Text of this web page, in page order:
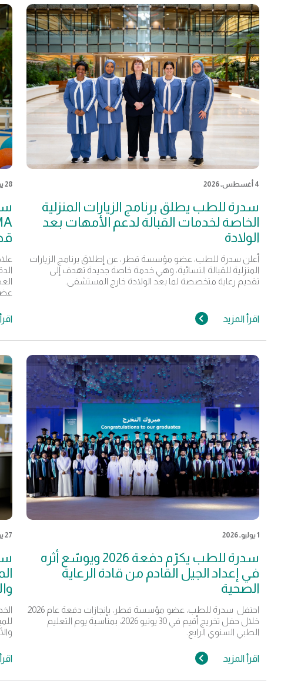
4 أغسطس, 2026
سدرة للطب يطلق برنامج الزيارات المنزلية
الخاصة لخدمات القبالة لدعم الأمهات بعد
الولادة
أعلن سدرة للطب، عضو مؤسسة قطر، عن إطلاق برنامج الزيارات
المنزلية للقبالة النسائية، وهي خدمة خاصة جديدة تهدف إلى
تقديم رعاية متخصصة لما بعد الولادة خارج المستشفى.
اقرأ المزيد
28 يوليو, 2026
1 يوليو, 2026
سدرة للطب يكرّم دفعة 2026 ويوسّع أثره
في إعداد الجيل القادم من قادة الرعاية
الصحية
احتفل سدرة للطب، عضو مؤسسة قطر، بإنجازات دفعة عام 2026
خلال حفل تخريج أقيم في 30 يونيو 2026، بمناسبة يوم التعليم
الطبي السنوي الرابع.
اقرأ المزيد
27 يونيو, 2026